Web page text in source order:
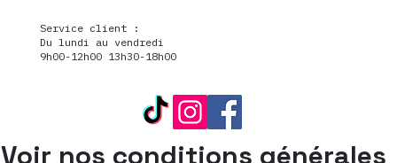
Voir nos conditions générales
Service client :
Du lundi au vendredi
9h00-12h00 13h30-18h00